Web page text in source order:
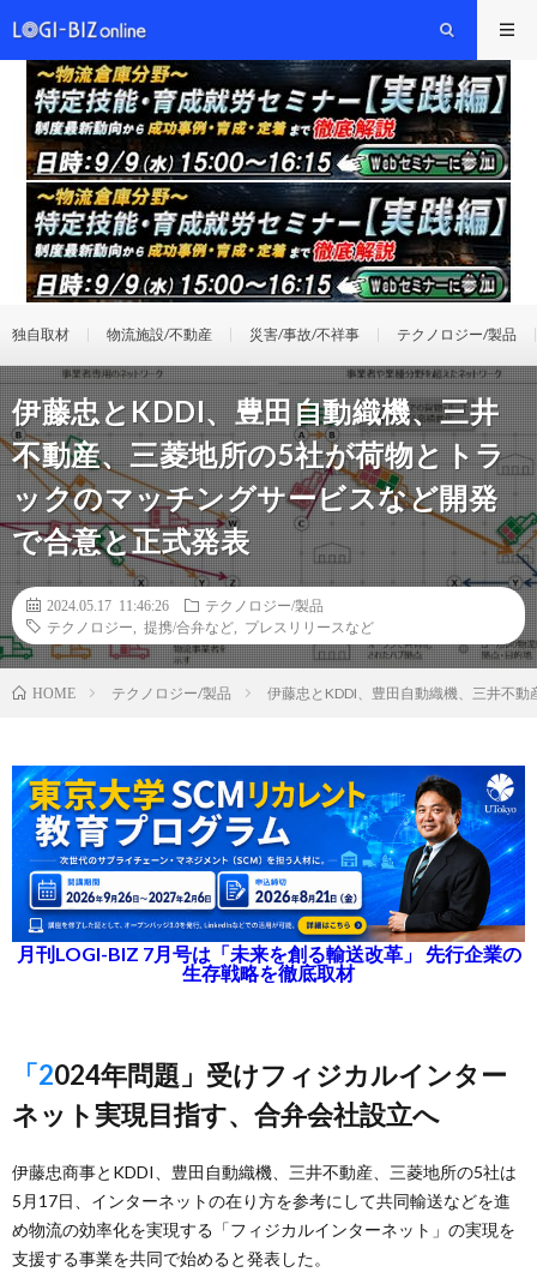
独自取材 物流施設/不動産 災害/事故/不祥事 テクノロジー/製品
伊藤忠とKDDI、豊田自動織機、三井
不動産、三菱地所の5社が荷物とトラ
ックのマッチングサービスなど開発
で合意と正式発表
2024.05.17 11:46:26
テクノロジー/製品
テクノロジー
提携/合弁など プレスリリースなど
HOME テクノロジー/製品 伊藤忠とKDDI、豊田自動織機、三井不
月刊LOGI-BIZ 7月号は「未来を創る輸送改革」 先行企業の
生存戦略を徹底取材
「2024年問題」受けフィジカルインター
ネット実現目指す、合弁会社設立へ
伊藤忠商事とKDDI、豊田自動織機、三井不動産、三菱地所の5社は
5月17日、インターネットの在り方を参考にして共同輸送などを進
め物流の効率化を実現する「フィジカルインターネット」の実現を
支援する事業を共同で始めると発表した。